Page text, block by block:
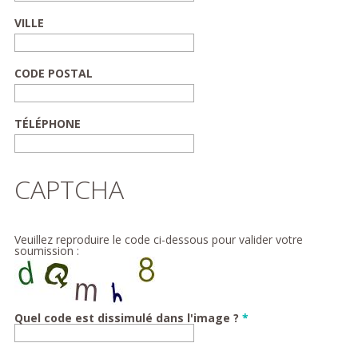
VILLE
CODE POSTAL
TÉLÉPHONE
CAPTCHA
Veuillez reproduire le code ci-dessous pour valider votre
soumission :
Quel code est dissimulé dans l'image ? *